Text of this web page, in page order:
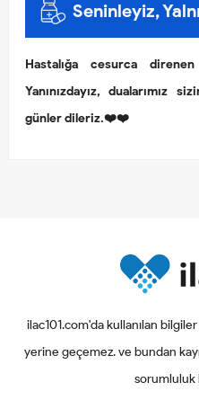
Seninleyiz,
Hastalığa cesurca
Yanınızdayız, dualarımız
günler dileriz.❤️❤️
ilac101.com'da kullanılan
yerine geçemez. ve bundan
sorumluluk